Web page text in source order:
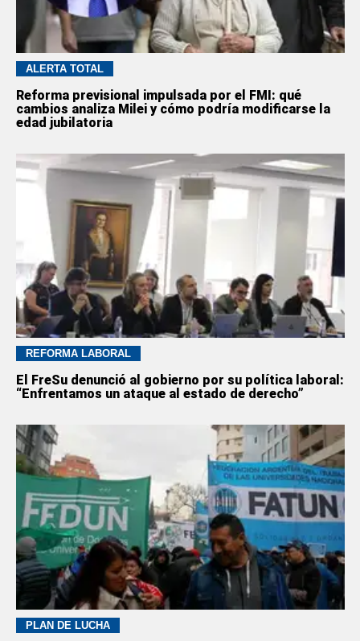
ALERTA TOTAL
Reforma previsional impulsada por el FMI: qué
cambios analiza Milei y cómo podría modificarse la
edad jubilatoria
REFORMA LABORAL
El FreSu denunció al gobierno por su política laboral:
“Enfrentamos un ataque al estado de derecho”
PLAN DE LUCHA